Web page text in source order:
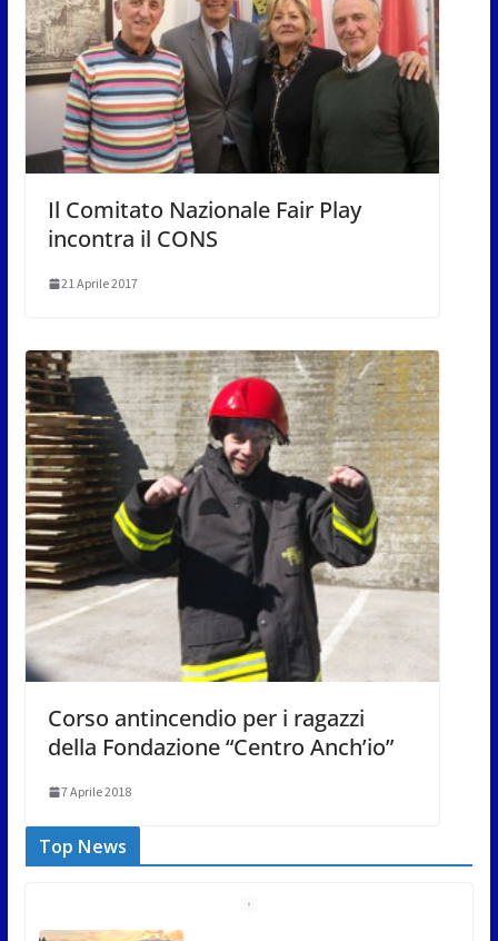
Il Comitato Nazionale Fair Play
incontra il CONS
21 Aprile 2017
Corso antincendio per i ragazzi
della Fondazione “Centro Anch’io”
7 Aprile 2018
Top News